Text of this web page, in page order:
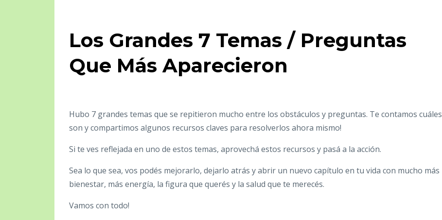
Los Grandes 7 Temas / Preguntas
Que Más Aparecieron
Hubo 7 grandes temas que se repitieron mucho entre los obstáculos y preguntas. Te contamos cuáles
son y compartimos algunos recursos claves para resolverlos ahora mismo!
Si te ves reflejada en uno de estos temas, aprovechá estos recursos y pasá a la acción.
Sea lo que sea, vos podés mejorarlo, dejarlo atrás y abrir un nuevo capítulo en tu vida con mucho más
bienestar, más energía, la figura que querés y la salud que te merecés.
Vamos con todo!